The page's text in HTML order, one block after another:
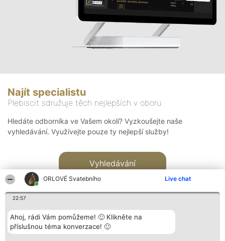
ORLOVÉ Svatebního Live chat
22:57
Ahoj, rádi Vám pomůžeme! 🙂 Klikněte na
příslušnou téma konverzace! 🙂
Najít specialistu
Plebiscit sdružuje těch nejlepších v oboru
Hledáte odborníka ve Vašem okolí? Vyzkoušejte naše
vyhledávání. Využívejte pouze ty nejlepší služby!
Vyhledávání